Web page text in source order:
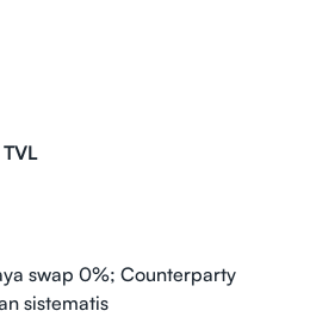
swap 0%; Counterparty
sistematis